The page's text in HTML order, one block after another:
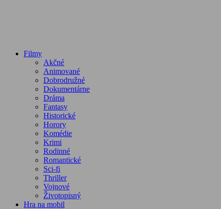
Filmy
Akčné
Animované
Dobrodružné
Dokumentárne
Dráma
Fantasy
Historické
Horory
Komédie
Krimi
Rodinné
Romantické
Sci-fi
Thriller
Vojnové
Životopisný
Hra na mobil